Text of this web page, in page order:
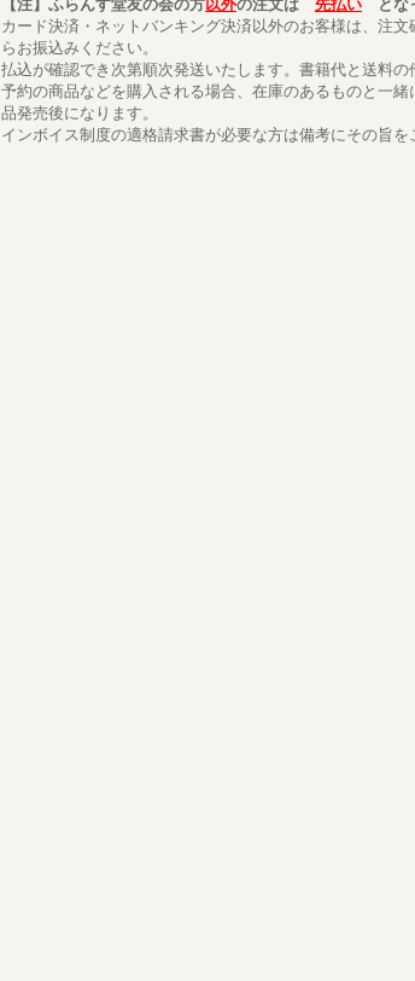
【注】ふらんす堂友の会の方以外の注文は 先払い とな
カード決済・ネットバンキング決済以外のお客様は、注
らお振込みください。
払込が確認でき次第順次発送いたします。書籍代と送料の
予約の商品などを購入される場合、在庫のあるものと一
品発売後になります。
インボイス制度の適格請求書が必要な方は備考にその旨を